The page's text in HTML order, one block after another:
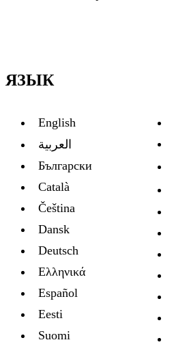
ЯЗЫК
English
العربية
Български
Català
Čeština
Dansk
Deutsch
Ελληνικά
Español
Eesti
Suomi